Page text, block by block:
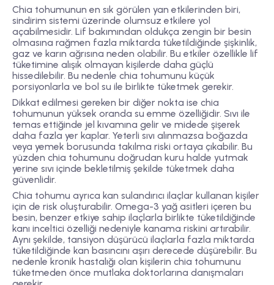
Chia tohumunun en sık görülen yan etkilerinden biri,
sindirim sistemi üzerinde olumsuz etkilere yol
açabilmesidir. Lif bakımından oldukça zengin bir besin
olmasına rağmen fazla miktarda tüketildiğinde şişkinlik,
gaz ve karın ağrısına neden olabilir. Bu etkiler özellikle lif
tüketimine alışık olmayan kişilerde daha güçlü
hissedilebilir. Bu nedenle chia tohumunu küçük
porsiyonlarla ve bol su ile birlikte tüketmek gerekir.
Dikkat edilmesi gereken bir diğer nokta ise chia
tohumunun yüksek oranda su emme özelliğidir. Sıvı ile
temas ettiğinde jel kıvamına gelir ve midede şişerek
daha fazla yer kaplar. Yeterli sıvı alınmazsa boğazda
veya yemek borusunda takılma riski ortaya çıkabilir. Bu
yüzden chia tohumunu doğrudan kuru halde yutmak
yerine sıvı içinde bekletilmiş şekilde tüketmek daha
güvenlidir.
Chia tohumu ayrıca kan sulandırıcı ilaçlar kullanan kişiler
için de risk oluşturabilir. Omega-3 yağ asitleri içeren bu
besin, benzer etkiye sahip ilaçlarla birlikte tüketildiğinde
kanı inceltici özelliği nedeniyle kanama riskini artırabilir.
Aynı şekilde, tansiyon düşürücü ilaçlarla fazla miktarda
tüketildiğinde kan basıncını aşırı derecede düşürebilir. Bu
nedenle kronik hastalığı olan kişilerin chia tohumunu
tüketmeden önce mutlaka doktorlarına danışmaları